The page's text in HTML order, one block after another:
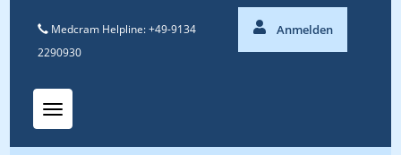
Medcram Helpline: +49-9134
2290930
Anmelden
Toggle navigation